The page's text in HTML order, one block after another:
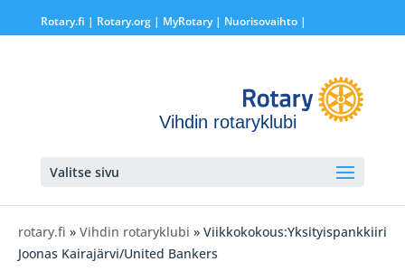
Rotary.fi | Rotary.org| MyRotary | Nuorisovaihto|
Vihdin rotaryklubi
Valitse sivu
rotary.fi » Vihdin rotaryklubi » Viikkokokous:Yksityispankkiiri
Joonas Kairajärvi/United Bankers